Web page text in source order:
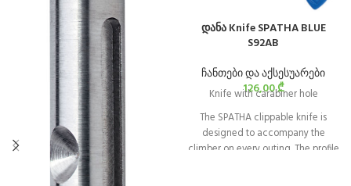
დანა Knife SPATHA BLUE
S92AB
ჩანთები და აქსესუარები
126,00₾
Knife with carabiner hole
The SPATHA clippable knife is
designed to accompany the
climber on every outing. The profile